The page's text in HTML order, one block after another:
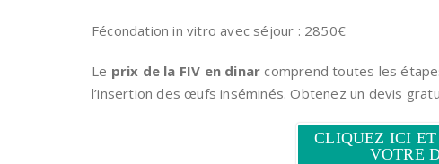
Fécondation in vitro avec séjour : 2850€
Le prix de la FIV en dinar comprend toutes les
l’insertion des œufs inséminés. Obtenez un devis
CLIQUEZ ICI
VOTRE